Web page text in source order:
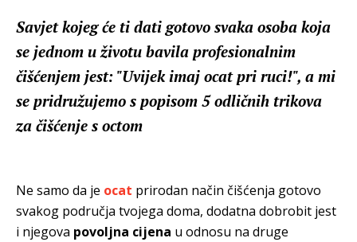
Savjet kojeg će ti dati gotovo svaka osoba koja
se jednom u životu bavila profesionalnim
čišćenjem jest: "Uvijek imaj ocat pri ruci!", a mi
se pridružujemo s popisom 5 odličnih trikova
za čišćenje s octom
Ne samo da je ocat prirodan način čišćenja gotovo
svakog područja tvojega doma, dodatna dobrobit jest
i njegova povoljna cijena u odnosu na druge